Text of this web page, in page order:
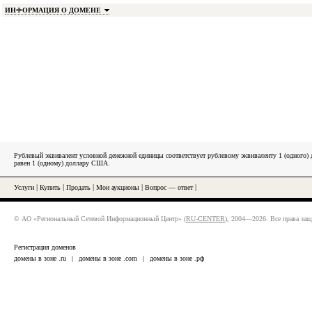
ИНФОРМАЦИЯ О ДОМЕНЕ
Рублевый эквивалент условной денежной единицы соответствует рублевому эквиваленту 1
равен 1 (одному) доллару США.
Услуги Купить Продать Мои аукционы Вопрос — ответ|
© АО «Региональный Сетевой Информационный Центр» (RU-CENTER), 2004—2026. Все права
Регистрация доменов
домены в зоне .ru
| домены в зоне .com | домены в зоне .рф